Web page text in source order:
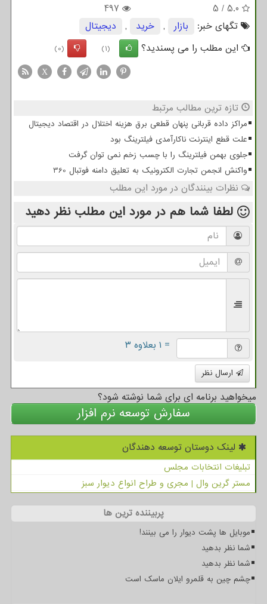
5.0
/
5
497
تگهای خبر:
بازار , خرید ,
دیجیتال
این مطلب را می پسندید؟
(1)
(0)
X
تازه ترین مطالب مرتبط
مراکز داده قربانی پنهان قطعی برق هزینه اختلال در اقتصاد دیجیتال
علت قطع اینترنت ناکارآمدی فیلترینگ بود
جلوی بهمن فیلترینگ را با چسب زخم نمی توان گرفت
واکنش انجمن تجارت الکترونیک به تعلیق دامنه فوتبال 360
نظرات بینندگان در مورد این مطلب
لطفا شما هم در مورد این مطلب نظر دهید
= ۱ بعلاوه ۳
ارسال نظر
میخواهید برنامه ای برای شما نوشته شود؟
سفارش توسعه نرم افزار
لینک دوستان توسعه دهندگان
تبلیغات انتخابات مجلس
مستر گرین وال | مجری و طراح انواع دیوار سبز
پربیننده ترین ها
موبایل ها پشت دیوار را می بینند!
شما نظر بدهید
شما نظر بدهید
چشم چین به قلمرو ایلان ماسک است